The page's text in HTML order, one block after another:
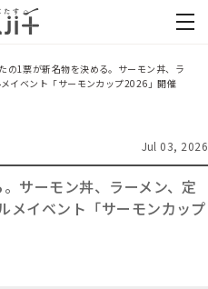
の1票が新名物を決める。サーモン丼、ラ
イベント「サーモンカップ2026」開催
Jul 03, 2026
サーモン丼、ラーメン、定
メイベント「サーモンカップ